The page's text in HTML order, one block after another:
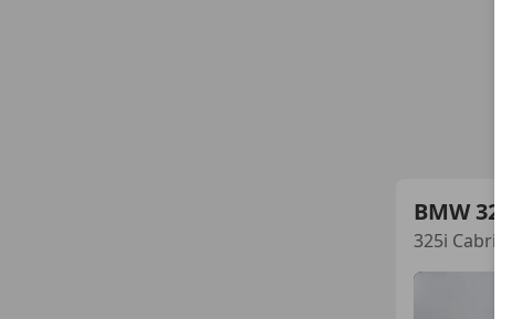
BMW 325
325i Cabrio